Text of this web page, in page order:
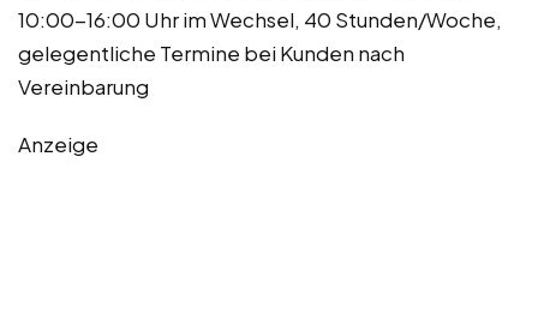
10:00-16:00 Uhr im Wechsel, 40 Stunden/Woche,
gelegentliche Termine bei Kunden nach
Vereinbarung
Anzeige